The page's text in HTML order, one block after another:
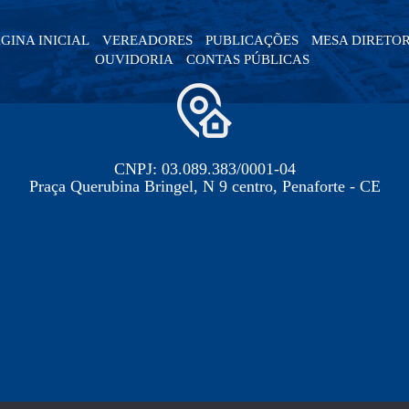
INICIAL VEREADORES PUBLICAÇÕES
MESA
OUVIDORIA
CONTAS PÚBLICAS
CNPJ: 03.089.383/0001-04
Praça Querubina Bringel, N 9 centro, Penaforte - CE